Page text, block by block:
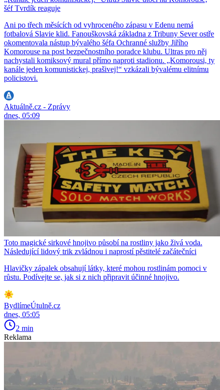
šéf Tvrdík reaguje
Ani po třech měsících od vyhroceného zápasu v Edenu nemá
fotbalová Slavie klid. Fanouškovská základna z Tribuny Sever ostře
okomentovala nástup bývalého šéfa Ochranné služby Jiřího
Komorouse na post bezpečnostního poradce klubu. Ultras pro něj
nachystali komiksový mural přímo naproti stadionu. „Komorousi, ty
kanále jeden komunistickej, prašivej!“ vzkázali bývalému elitnímu
policistovi.
Aktuálně.cz - Zprávy
dnes, 05:09
Toto magické sirkové hnojivo působí na rostliny jako živá voda.
Následující lidový trik zvládnou i naprostí pěstitelé začátečníci
Hlavičky zápalek obsahují látky, které mohou rostlinám pomoci v
růstu. Podívejte se, jak si z nich připravit účinné hnojivo.
BydlímeÚtulně.cz
dnes, 05:05
2 min
Reklama